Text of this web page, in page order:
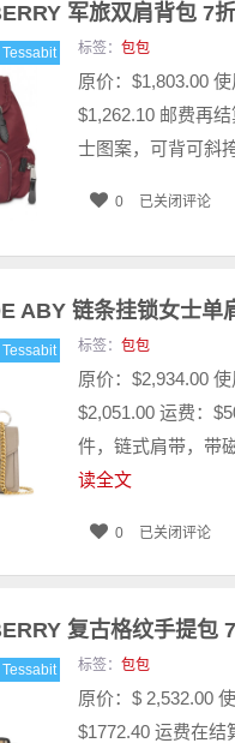
军旅双肩背包 7
Tessabit 标签： 包包
原价：$1,803.00
$1,262.10 邮费再
士图案，可背可斜
0 已关闭评论
ABY 链条挂锁女士单
Tessabit 标签： 包包
原价：$2,934.00
$2,051.00 运费：
件，链式肩带，带
读全文
0 已关闭评论
复古格纹手提包
Tessabit 标签： 包包
原价：$ 2,532.00
$1772.40 运费在结